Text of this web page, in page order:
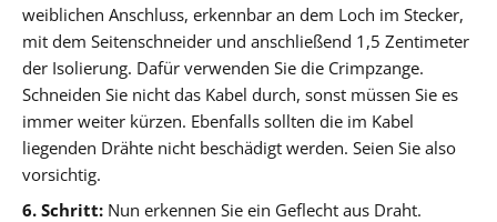
weiblichen Anschluss, erkennbar an dem Loch im Stecker,
mit dem Seitenschneider und anschließend 1,5 Zentimeter
der Isolierung. Dafür verwenden Sie die Crimpzange.
Schneiden Sie nicht das Kabel durch, sonst müssen Sie es
immer weiter kürzen. Ebenfalls sollten die im Kabel
liegenden Drähte nicht beschädigt werden. Seien Sie also
vorsichtig.
6. Schritt: Nun erkennen Sie ein Geflecht aus Draht.